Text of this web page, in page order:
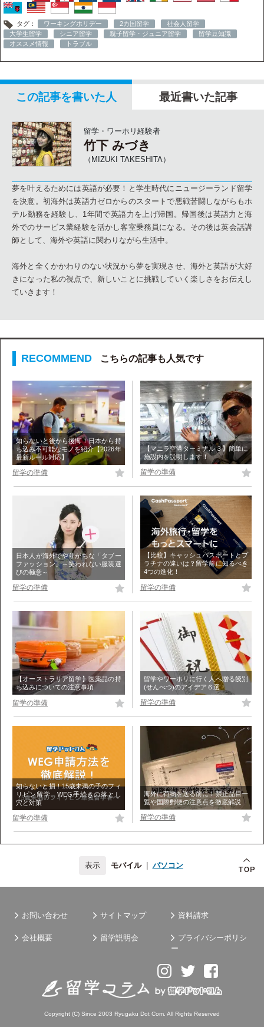
タグ： ワーキングホリデー 2カ国留学
社会人留学
大学生留学
シニア留学 親子留学・ジュニア留学
留学豆知識
オススメ情報
トラブル
この記事を書いた人 最近書いた記事
留学・ワーホリ経験者
竹下 みづき
（MIZUKI TAKESHITA）
夢を叶えるためには英語が必要！と学生時代にニュージーランド留学
を決意。初海外は英語力ゼロからのスタートで悪戦苦闘しながらもホ
テル勤務を経験し、1年間で英語力を上げ帰国。帰国後は英語力と海
外でのサービス業経験を活かし客室乗務員になる。その後は英会話講
師として、海外や英語に関わりながら生活中。
海外と全くかかわりのない状況から夢を実現させ、海外と英語が大好
きになった私の視点で、新しいことに挑戦していく楽しさをお伝えし
ていきます！
こちらの記事も人気です
知らないと後から後悔！日本から持
ち込み不可能なモノを紹介【2026年
最新ルール対応】
留学の準備
【マニラ空港ターミナル３】簡単に
施設内を説明します！
留学の準備
日本人が海外でやりがちな「タブー
ファッション」～笑われない服装選
びの極意～
留学の準備
【比較】キャッシュパスポートとプ
ラチナの違いは？留学前に知るべき
4つの進化！
留学の準備
【オーストラリア留学】医薬品の持
ち込みについての注意事項
留学の準備
留学やワーホリに行く人へ贈る餞別
(せんべつ)のアイデア６選！
留学の準備
知らないと損！15歳未満の子のフィ
リピン留学、WEG手続きの落とし
穴と対策
留学の準備
海外に荷物を送る前に！禁止品目一
覧や国際郵便の注意点を徹底解説
留学の準備
モバイル パソコン
お問い合わせ サイトマップ 資料請求
会社概要 留学説明会
プライバシーポリシ
ー
Copyright (C) Since 2003 Ryugaku Dot Com . All Rights Reserved